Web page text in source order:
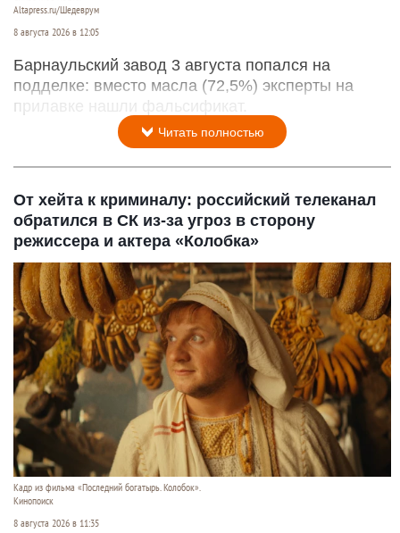
Altapress.ru/Шедеврум
8 августа 2026 в 12:05
Барнаульский завод 3 августа попался на
подделке: вместо масла (72,5%) эксперты на
прилавке нашли фальсификат.
Читать полностью
От хейта к криминалу: российский телеканал
обратился в СК из-за угроз в сторону
режиссера и актера «Колобка»
Кадр из фильма «Последний богатырь. Колобок».
Кинопоиск
8 августа 2026 в 11:35